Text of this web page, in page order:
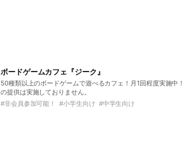
ボードゲームカフェ『ジーク』
50種類以上のボードゲームで遊べるカフェ！月1回程度実施中
の提供は実施しておりません。
#非会員参加可能！ #小学生向け #中学生向け